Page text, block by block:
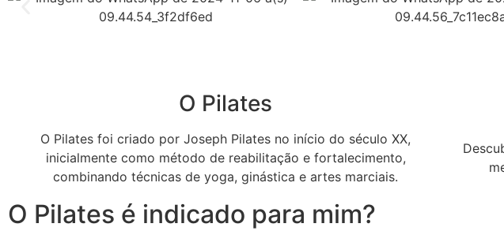
O Pilates
O Pilates foi criado por Joseph Pilates no início do século XX,
inicialmente como método de reabilitação e fortalecimento,
combinando técnicas de yoga, ginástica e artes marciais.
O Pilates é indicado para mim?